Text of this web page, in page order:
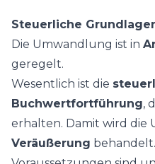
Steuerliche
Die Umwandlung ist in
geregelt.
Wesentlich ist die
Buchwertfortführung,
erhalten. Damit wird die
Veräußerung behandelt.